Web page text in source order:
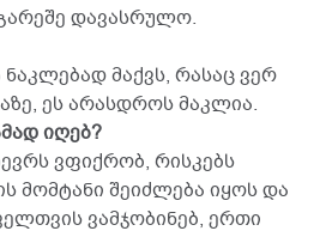
დავასრულო.
მაქვს, რასაც ვერ
ეს არასდროს მაკლია.
იღებ?
ვფიქრობ, რისკებს
მომტანი შეიძლება იყოს და
ვამჯობინებ, ერთი